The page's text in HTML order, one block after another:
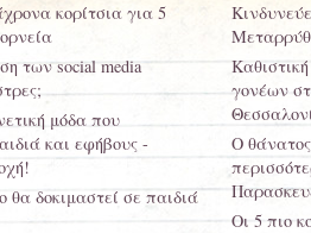
κορίτσια για 5
των social media
μόδα που
και εφήβους -
δοκιμαστεί σε παιδιά
γονέων
Ο
Οι 5 πιο